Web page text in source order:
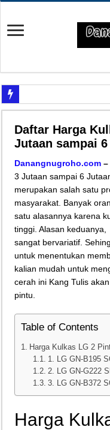
Yuk Cari Tahu Cara
Begini Upaya Memperbaiki
Tips Memperbaiki Elektronik
Tutorial Memasang Kabel
Elektronik Canggih, Kulkas
Tips Atasi Motor Bunyi
Mekanik Pemula? Ini Cara
Mekanik Pemula Wajib Tahu
Teknologi Bikin Bisnis
Daftar Harga
Jutaan sampai
Danangnugroho.com –
3 Jutaan sampai 6
merupakan salah satu
masyarakat. Banyak
satu alasannya karena
tinggi. Alasan
sangat bervariatif.
untuk menentukan
kalian mudah untuk
cerah ini Kang Tulis
pintu.
Table of Contents
Harga Kulkas LG 2
1. LG GN-B195
2. LG GN-G222
3. LG GN-B372
Harga